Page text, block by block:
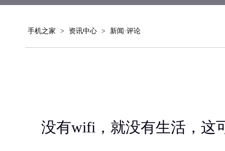
手机之家 > 资讯中心 > 新闻·评论
没有wifi，就没有生活，这